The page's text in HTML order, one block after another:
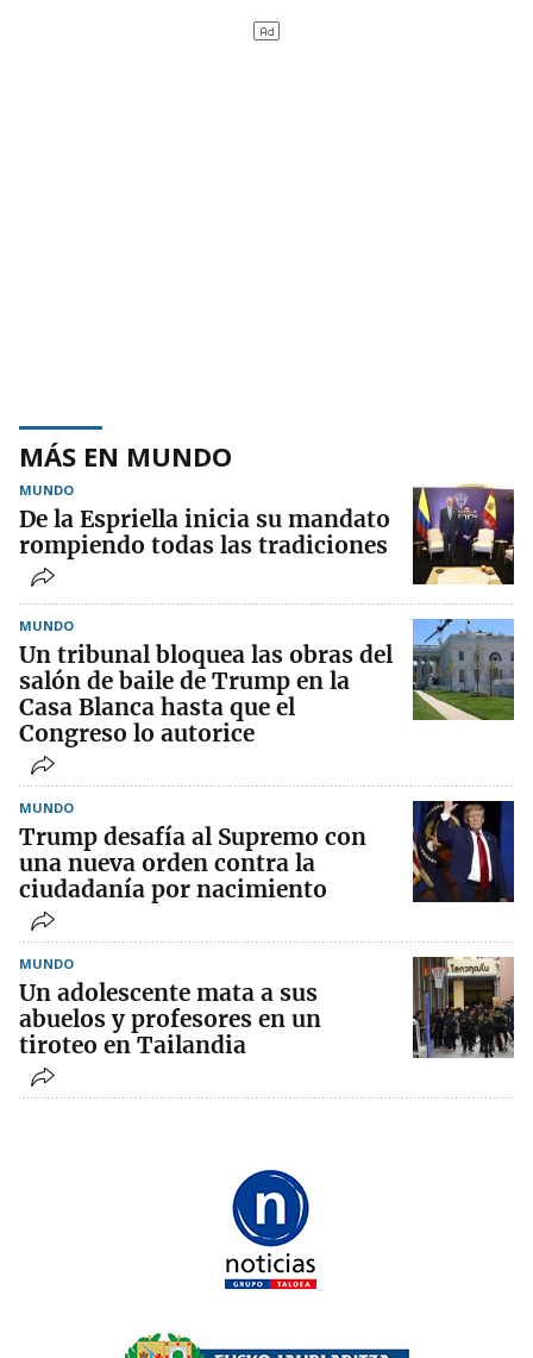
MÁS EN MUNDO
MUNDO
De la Espriella inicia su mandato
rompiendo todas las tradiciones
MUNDO
Un tribunal bloquea las obras del
salón de baile de Trump en la
Casa Blanca hasta que el
Congreso lo autorice
MUNDO
Trump desafía al Supremo con
una nueva orden contra la
ciudadanía por nacimiento
MUNDO
Un adolescente mata a sus
abuelos y profesores en un
tiroteo en Tailandia